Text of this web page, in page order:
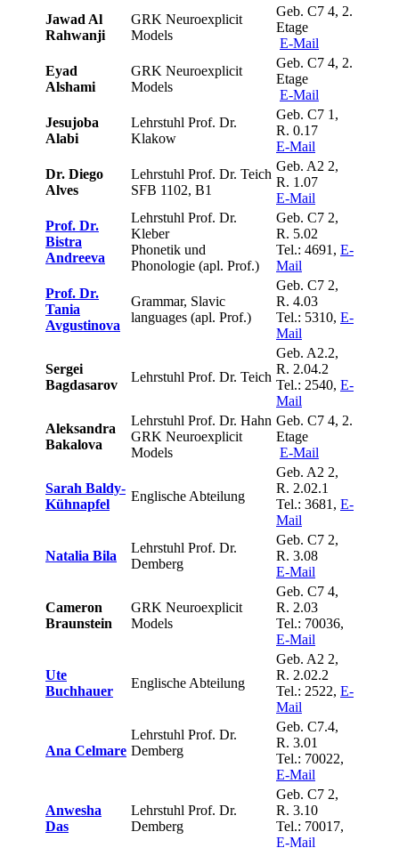
Jawad Al
Rahwanji
GRK Neuroexplicit
Models
Geb. C7 4, 2.
Etage
E-Mail
Eyad
Alshami
GRK Neuroexplicit
Models
Geb. C7 4, 2.
Etage
E-Mail
Jesujoba
Alabi
Lehrstuhl Prof. Dr.
Klakow
Geb. C7 1,
R. 0.17
E-Mail
Dr. Diego
Alves
Lehrstuhl Prof. Dr. Teich
SFB 1102, B1
Geb. A2 2,
R. 1.07
E-Mail
Prof. Dr.
Bistra
Andreeva
Lehrstuhl Prof. Dr.
Kleber
Phonetik und
Phonologie (apl. Prof.)
Geb. C7 2,
R. 5.02
Tel.: 4691, E-
Mail
Prof. Dr.
Tania
Avgustinova
Grammar, Slavic
languages (apl. Prof.)
Geb. C7 2,
R. 4.03
Tel.: 5310, E-
Mail
Sergei
Bagdasarov
Lehrstuhl Prof. Dr. Teich
Geb. A2.2,
R. 2.04.2
Tel.: 2540, E-
Mail
Aleksandra
Bakalova
Lehrstuhl Prof. Dr. Hahn
GRK Neuroexplicit
Models
Geb. C7 4, 2.
Etage
E-Mail
Sarah Baldy-
Kühnapfel
Englische Abteilung
Geb. A2 2,
R. 2.02.1
Tel.: 3681, E-
Mail
Natalia Bila
Lehrstuhl Prof. Dr.
Demberg
Geb. C7 2,
R. 3.08
E-Mail
Cameron
Braunstein
GRK Neuroexplicit
Models
Geb. C7 4,
R. 2.03
Tel.: 70036,
E-Mail
Ute
Buchhauer
Englische Abteilung
Geb. A2 2,
R. 2.02.2
Tel.: 2522, E-
Mail
Ana Celmare
Lehrstuhl Prof. Dr.
Demberg
Geb. C7.4,
R. 3.01
Tel.: 70022,
E-Mail
Anwesha
Das
Lehrstuhl Prof. Dr.
Demberg
Geb. C7 2,
R. 3.10
Tel.: 70017,
E-Mail